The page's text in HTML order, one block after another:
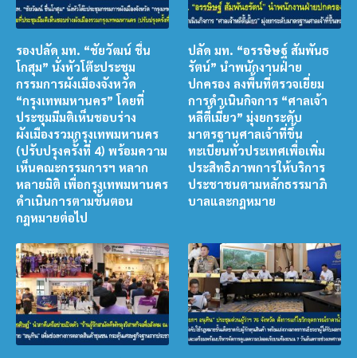
รองปลัด มท. “ชัยวัฒน์ ชื่น
โกสุม” นั่งหัวโต๊ะประชุม
กรรมการผังเมืองจังหวัด
“กรุงเทพมหานคร” โดยที่
ประชุมมีมติเห็นชอบร่าง
ผังเมืองรวมกรุงเทพมหานคร
(ปรับปรุงครั้งที่ 4) พร้อมความ
เห็นคณะกรรมการฯ หลาก
หลายมิติ เพื่อกรุงเทพมหานคร
ดำเนินการตามขั้นตอน
กฎหมายต่อไป
ปลัด มท. “อรรษิษฐ์ สัมพันธ
รัตน์” นำพนักงานฝ่าย
ปกครอง ลงพื้นที่ตรวจเยี่ยม
การดำเนินกิจการ “ศาลเจ้า
หลีตี้เมี้ยว” มุ่งยกระดับ
มาตรฐานศาลเจ้าที่ขึ้น
ทะเบียนทั่วประเทศเพื่อเพิ่ม
ประสิทธิภาพการให้บริการ
ประชาชนตามหลักธรรมาภิ
บาลและกฎหมาย